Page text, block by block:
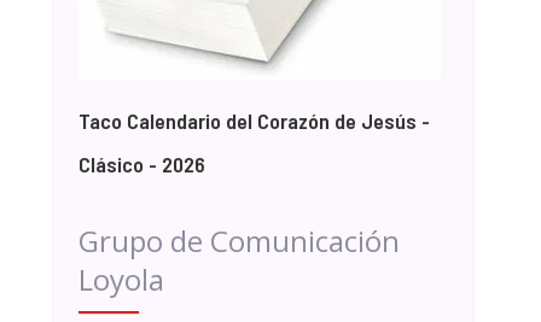
Taco Calendario del Corazón de Jesús -
Clásico - 2026
Grupo de Comunicación
Loyola